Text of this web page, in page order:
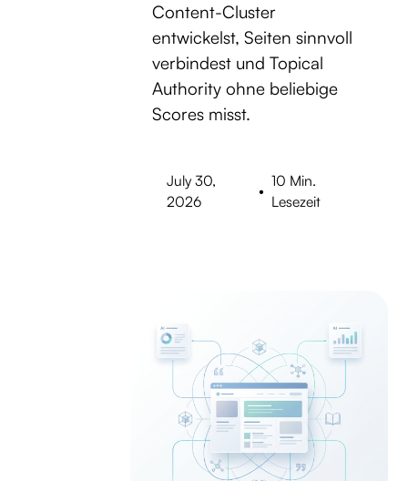
Content-Cluster
entwickelst, Seiten sinnvoll
verbindest und Topical
Authority ohne beliebige
Scores misst.
July 30,
2026
•
10 Min.
Lesezeit